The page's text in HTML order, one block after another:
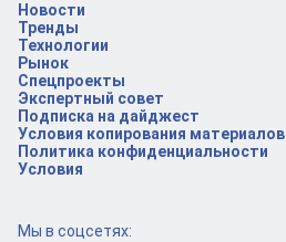
Новости
Тренды
Технологии
Рынок
Спецпроекты
Экспертный совет
Подписка на дайджест
Условия копирования материалов
Политика конфиденциальности
Условия
Мы в соцсетях: